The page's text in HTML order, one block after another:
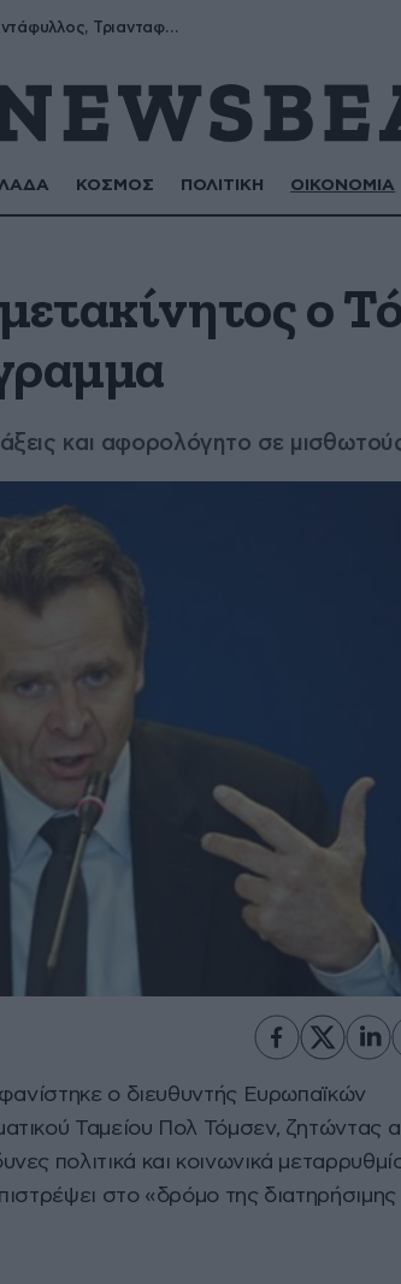
Μύρων, Τριαντάφυλλος, Τριανταφυλλιά, Φυλλιώ, Ρόζα
ΚΟΣΜΟΣ ΠΟΛΙΤΙΚΗ ΟΙΚΟΝΟΜΙΑ
ο
και αφορολόγητο σε
ο διευθυντής Ευρωπαϊκών
Ταμείου Πολ Τόμσεν, ζητώντας
πολιτικά και κοινωνικά
στο «δρόμο της διατηρήσιμης